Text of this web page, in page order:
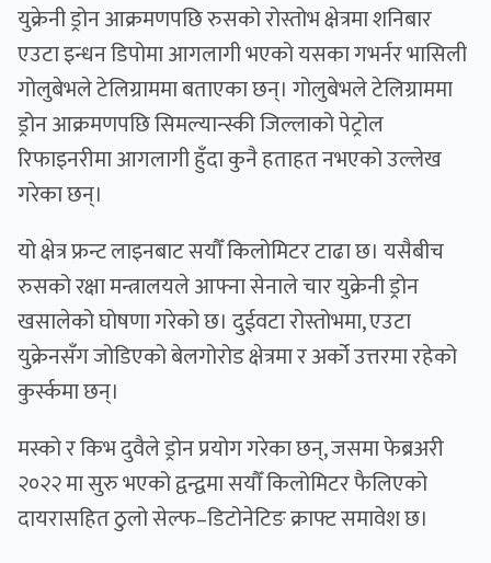
युक्रेनी ड्रोन आक्रमणपछि रुसको रोस्तोभ क्षेत्रमा शनिबार
एउटा इन्धन डिपोमा आगलागी भएको यसका गभर्नर भासिली
गोलुबेभले टेलिग्राममा बताएका छन्। गोलुबेभले टेलिग्राममा
ड्रोन आक्रमणपछि सिमल्यान्स्की जिल्लाको पेट्रोल
रिफाइनरीमा आगलागी हुँदा कुनै हताहत नभएको उल्लेख
गरेका छन्।
यो क्षेत्र फ्रन्ट लाइनबाट सयौँ किलोमिटर टाढा छ। यसैबीच
रुसको रक्षा मन्त्रालयले आफ्ना सेनाले चार युक्रेनी ड्रोन
खसालेको घोषणा गरेको छ। दुईवटा रोस्तोभमा, एउटा
युक्रेनसँग जोडिएको बेलगोरोड क्षेत्रमा र अर्को उत्तरमा रहेको
कुर्स्कमा छन्।
मस्को र किभ दुवैले ड्रोन प्रयोग गरेका छन्, जसमा फेब्रअरी
२०२२ मा सुरु भएको द्वन्द्वमा सयौँ किलोमिटर फैलिएको
दायरासहित ठुलो सेल्फ–डिटोनेटिङ क्राफ्ट समावेश छ।